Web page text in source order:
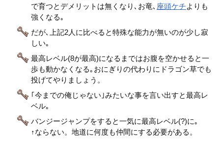
で育つとデメリットは無くなり､お竜､ 座頭ケチよりも
強くなる｡
だが､上記2人に比べると特殊な能力が無いのが少し寂
しい｡
最高レベル(8が最高)になるまではお腹を空かせると一
歩も動かなくなる｡おにぎりの代わりにドラゴン草でも
投げてやりましょう。
｢今までの俺じゃない｣みたいな事を言い出すと最高レ
ベル｡
バンジージャンプをすると一気に最高レベル(?)に｡
↑ならない。地道に何度も仲間にする必要がある。